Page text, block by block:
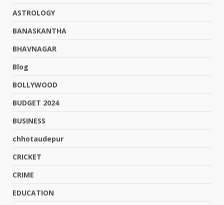
ASTROLOGY
BANASKANTHA
BHAVNAGAR
Blog
BOLLYWOOD
BUDGET 2024
BUSINESS
chhotaudepur
CRICKET
CRIME
EDUCATION